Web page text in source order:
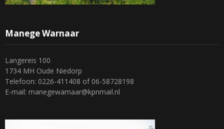
Manege Warnaar
Langereis 100
1734 MH Oude Niedorp
Telefoon: 0226-411408 of 06-58728198
E-mail: manegewarnaar@kpnmail.nl